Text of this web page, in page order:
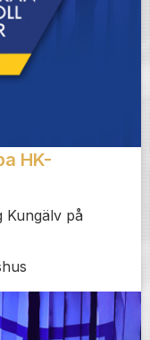
HK-
Kungälv på